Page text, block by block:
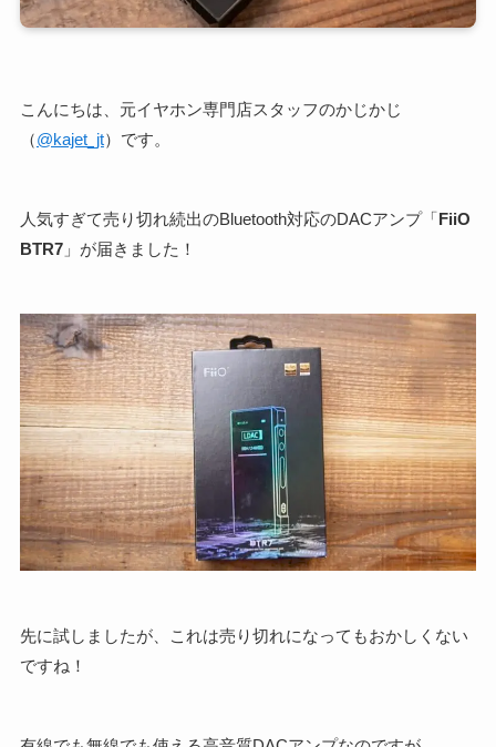
こんにちは、元イヤホン専門店スタッフのかじかじ
（@kajet_jt）です。
人気すぎて売り切れ続出のBluetooth対応のDACアンプ「FiiO
BTR7」が届きました！
先に試しましたが、これは売り切れになってもおかしくない
ですね！